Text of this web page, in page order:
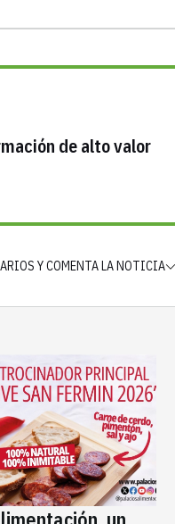
de alto valor
Y COMENTA LA NOTICIA